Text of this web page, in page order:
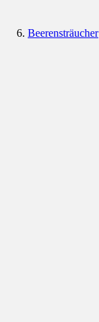
Beerensträucher